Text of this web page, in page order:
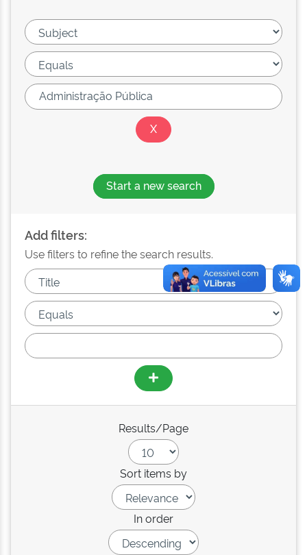
Start a new search
Add filters:
Use filters to refine the search results.
Results/Page
Sort items by
In order